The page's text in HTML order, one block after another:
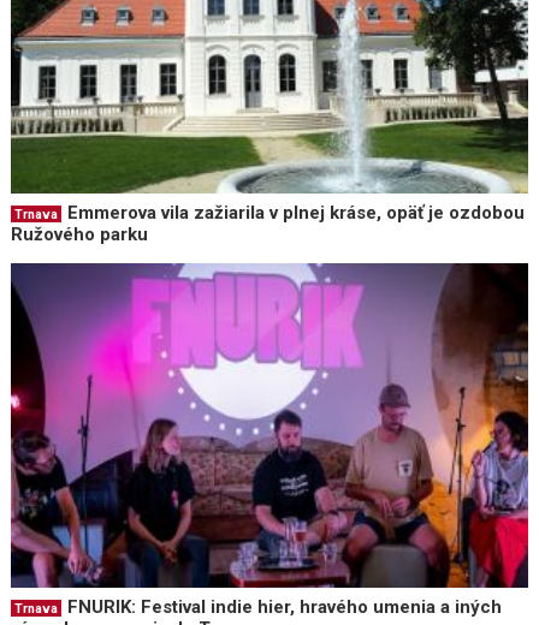
Trnava
Emmerova vila zažiarila v plnej kráse, opäť je ozdobou
Ružového parku
Trnava
FNURIK: Festival indie hier, hravého umenia a iných